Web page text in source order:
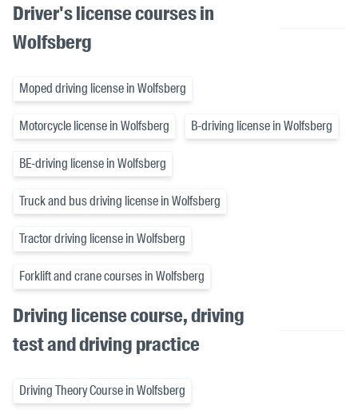
Driver's license courses in
Wolfsberg
Moped driving license in Wolfsberg
Motorcycle license in Wolfsberg B-driving license in Wolfsberg
BE-driving license in Wolfsberg
Truck and bus driving license in Wolfsberg
Tractor driving license in Wolfsberg
Forklift and crane courses in Wolfsberg
Driving license course, driving
test and driving practice
Driving Theory Course in Wolfsberg